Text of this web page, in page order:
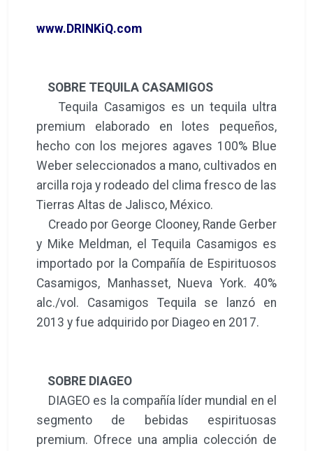
www.DRINKiQ.com
SOBRE TEQUILA CASAMIGOS
Tequila Casamigos es un tequila ultra
premium elaborado en lotes pequeños,
hecho con los mejores agaves 100% Blue
Weber seleccionados a mano, cultivados en
arcilla roja y rodeado del clima fresco de las
Tierras Altas de Jalisco, México.
Creado por George Clooney, Rande Gerber
y Mike Meldman, el Tequila Casamigos es
importado por la Compañía de Espirituosos
Casamigos, Manhasset, Nueva York. 40%
alc./vol. Casamigos Tequila se lanzó en
2013 y fue adquirido por Diageo en 2017.
SOBRE DIAGEO
DIAGEO es la compañía líder mundial en el
segmento de bebidas espirituosas
premium. Ofrece una amplia colección de